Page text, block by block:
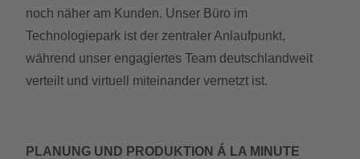
noch näher am Kunden. Unser Büro im
Technologiepark ist der zentraler Anlaufpunkt,
während unser engagiertes Team deutschlandweit
verteilt und virtuell miteinander vernetzt ist.
PLANUNG UND PRODUKTION Á LA MINUTE